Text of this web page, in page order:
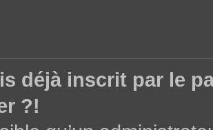
déjà inscrit par le
?!